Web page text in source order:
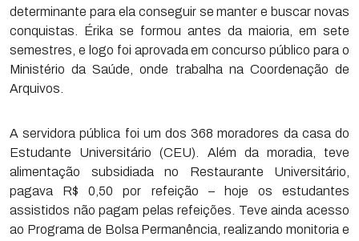
determinante para ela conseguir se manter e buscar novas
conquistas. Érika se formou antes da maioria, em sete
semestres, e logo foi aprovada em concurso público para o
Ministério da Saúde, onde trabalha na Coordenação de
Arquivos.
A servidora pública foi um dos 368 moradores da casa do
Estudante Universitário (CEU). Além da moradia, teve
alimentação subsidiada no Restaurante Universitário,
pagava R$ 0,50 por refeição – hoje os estudantes
assistidos não pagam pelas refeições. Teve ainda acesso
ao Programa de Bolsa Permanência, realizando monitoria e